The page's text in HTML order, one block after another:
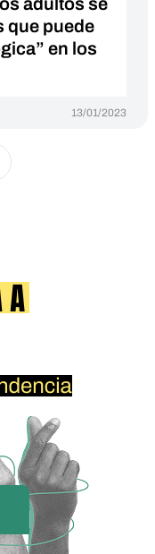
que puede
en los
13/01/2023